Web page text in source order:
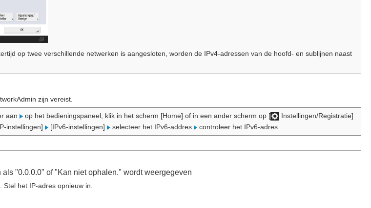
op twee verschillende netwerken is aangesloten, worden de IPv4-adressen van de hoofd- en sublijnen naast
zijn vereist.
aan op het bedieningspaneel, klik in het scherm [Home] of in een ander scherm op [
Instellingen/Registratie]
instellingen] [IPv6-instellingen] selecteer het IPv6-addres controleer het IPv6-adres.
"0.0.0.0" of "Kan niet ophalen." wordt weergegeven
het IP-adres opnieuw in.